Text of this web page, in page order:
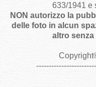
633/1941 e
NON autorizzo la
delle foto in alcun
altro
Copyright